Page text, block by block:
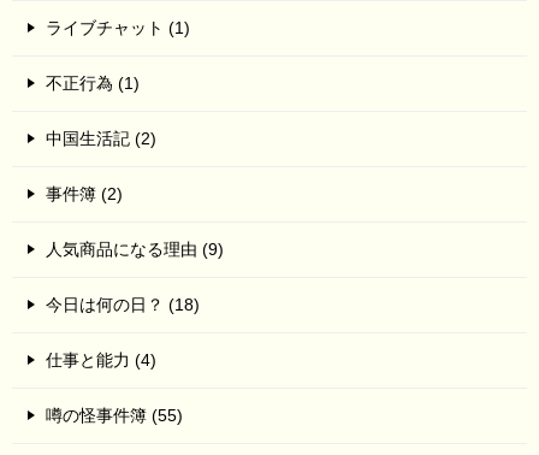
ライブチャット (1)
不正行為 (1)
中国生活記 (2)
事件簿 (2)
人気商品になる理由 (9)
今日は何の日？ (18)
仕事と能力 (4)
噂の怪事件簿 (55)